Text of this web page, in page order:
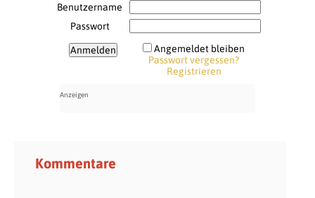
Benutzername
Passwort
Angemeldet bleiben
Passwort vergessen?
Registrieren
Kommentare